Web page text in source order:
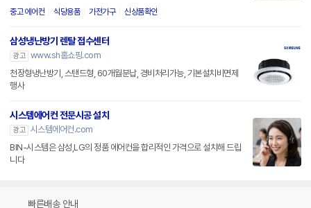
중고 에어컨 식당용품 가전가구 신상품확인
삼성냉난방기 렌탈 접수센터
광고 www.sh홈쇼핑.com
천장형냉난방기, 스탠드형, 60개월분납, 경비처리가능, 기본설치비면제
행사
시스템에어컨 전문시공 설치
광고 시스템에어컨.com
BIN-시스템은 삼성,LG의 정품 에어컨을 합리적인 가격으로 설치해 드립
니다
빠른배송 안내